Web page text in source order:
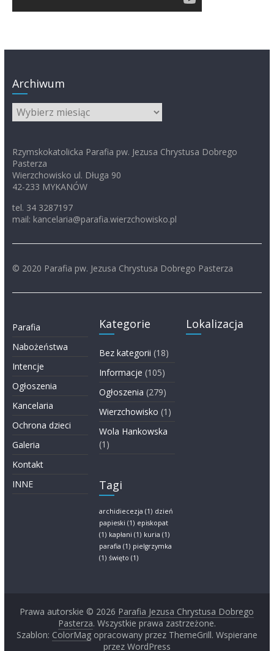
Archiwum
Archiwum
Rzymskokatolicka Parafia pw. Jezusa Chrystusa Dobrego
Pasterza
Wierzchowisko ul. Długa 90
42-233 MYKANÓW
tel. 34 3287197
mail: kancelaria@parafia.wierzchowisko.pl
© 2020 Parafia pw. Jezusa Chrystusa Dobrego Pasterza
Parafia
Nabożeństwa
Intencje
Ogłoszenia
Kancelaria
Ochrona dzieci
Galeria
Kontakt
INNE
Kategorie
Bez kategorii (18)
Informacje (105)
Ogłoszenia (279)
Wierzchowisko (1)
Wola Hankowska
(1)
Tagi
archidiecezja (1) dzień
papieski (1) episkopat
(1) kapłani (1) kuria (1)
parafia (1) pielgrzymka
(1) święto (1)
Lokalizacja
Prawa autorskie © 2026 Parafia Jezusa Chrystusa Dobrego
Pasterza. Wszystkie prawa zastrzeżone.
Szablon: ColorMagopracowany przez ThemeGrill. Wspierane
przez WordPress